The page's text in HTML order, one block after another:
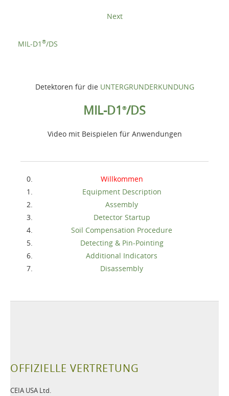
Detektoren für die UNTERGRUNDERKUNDUNG
MIL-D1 ®/DS
Video mit Beispielen für Anwendungen
Willkommen
Equipment Description
Assembly
Detector Startup
Soil Compensation Procedure
Detecting & Pin-Pointing
Additional Indicators
Disassembly
Next
MIL-D1 ®/DS
OFFIZIELLE VERTRETUNG
CEIA USA Ltd.